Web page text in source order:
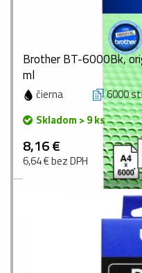
Brother BT-6000Bk,
ml
čierna 6000
Skladom > 9 ks
8,16 €
6,64 € bez DPH